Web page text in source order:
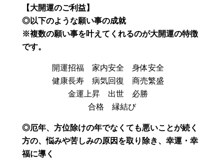
【大開運のご利益】
◎以下のような願い事の成就
※複数の願い事を叶えてくれるのが大開運の特徴
です。
開運招福 家内安全 身体安全
健康長寿 病気回復 商売繁盛
金運上昇 出世 必勝
合格 縁結び
◎厄年、方位除けの年でなくても悪いことが続く
方の、悩みや苦しみの原因を取り除き、幸運・幸
福に導く